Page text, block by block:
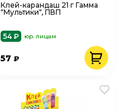
Клей-карандаш 21 г Гамма
"Мультики", ПВП
54 ₽ юр. лицам
57₽